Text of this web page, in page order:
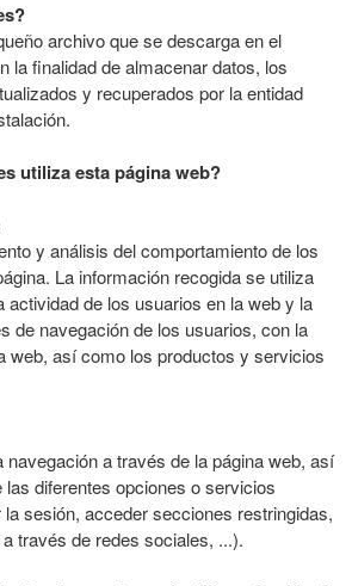
archivo que se descarga en el
la finalidad de almacenar datos, los
y recuperados por la entidad
utiliza esta página web?
y análisis del comportamiento de los
La información recogida se utiliza
actividad de los usuarios en la web y la
de navegación de los usuarios, con la
web, así como los productos y servicios
navegación a través de la página web, así
diferentes opciones o servicios
sesión, acceder secciones restringidas,
través de redes sociales, ...).